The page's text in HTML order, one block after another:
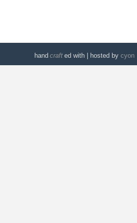
hand craft ed with | hosted by cyon